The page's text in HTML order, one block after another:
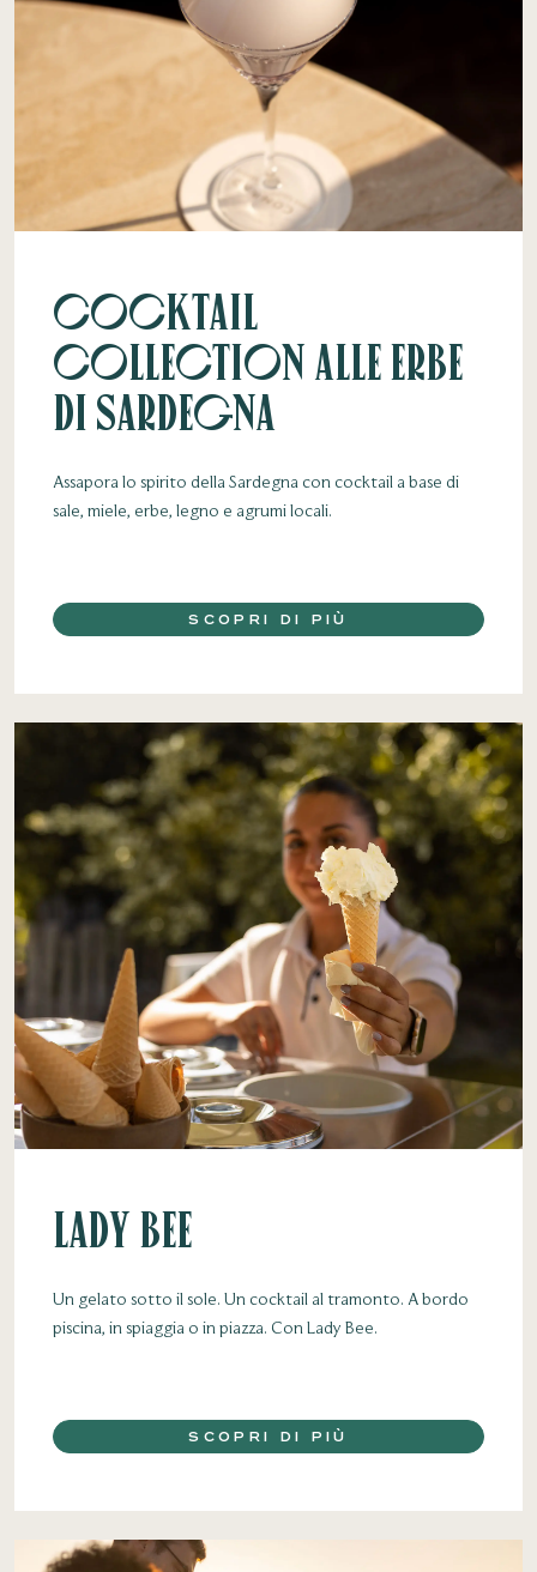
Cocktail
Collection alle Erbe
di Sardegna
Assapora lo spirito della Sardegna con cocktail a base di
sale, miele, erbe, legno e agrumi locali.
SCOPRI DI PIÙ
Lady Bee
Un gelato sotto il sole. Un cocktail al tramonto. A bordo
piscina, in spiaggia o in piazza. Con Lady Bee.
SCOPRI DI PIÙ